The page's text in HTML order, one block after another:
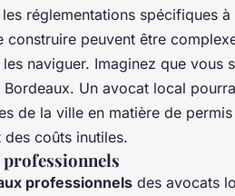
réglementations spécifiques
construire peuvent être
naviguer. Imaginez que vous
Bordeaux. Un avocat local
de la ville en matière de
des coûts inutiles.
professionnels
professionnels des avocats